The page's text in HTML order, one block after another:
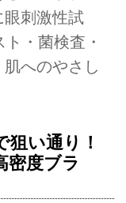
眼刺激性試
・菌検査・
へのやさし
い通り！
密度ブラ